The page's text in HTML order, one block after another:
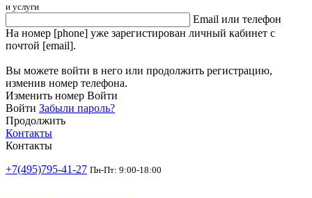
и услуги
Email или телефон
На номер [phone] уже зарегистирован личный кабинет с
почтой [email].
Вы можете войти в него или продолжить регистрацию,
изменив номер телефона.
Изменить номер Войти
Войти Забыли пароль?
Продолжить
Контакты
Контакты
+7(495)795-41-27 Пн-Пт: 9:00-18:00